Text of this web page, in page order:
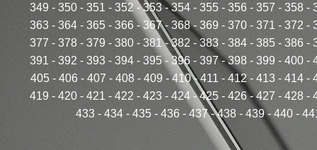
349 - 350 - 351 - 352 -353-354 - 355 - 356 - 357 - 358 -
363 - 364 - 365 - 366 -367-368- 369 - 370 - 371 - 372 -
377 - 378 - 379 - 380 - 381-382 -383 - 384 - 385 - 386 -
391 - 392 - 393 - 394 - 395-396 - 397-398 - 399 - 400 -
405- 406- 407 - 408- 409 -410-411 - 412- 413- 414-
419 - 420 - 421 - 422 - 423 - 424-425 - 426-427 - 428 -
433- 434- 435- 436- 437-438- 439- 440-